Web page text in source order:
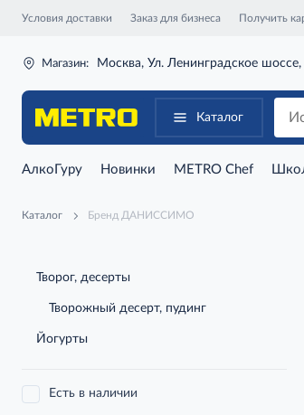
Условия доставки Заказ для бизнеса Получить
Магазин: Москва, Ул. Ленинградское шоссе,
Каталог
АлкоГуру Новинки METRO Chef
Каталог Бренд ДАНИССИМО
Творог, десерты
Творожный десерт, пудинг
Йогурты
Есть в наличии